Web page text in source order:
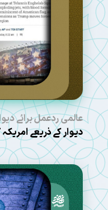
عالمی ردعمل برائے
دیوار کے ذریعے